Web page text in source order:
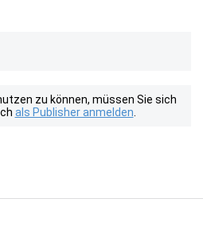
zu können, müssen Sie sich
als Publisher anmelden